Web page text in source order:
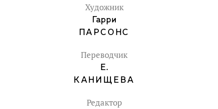
Художник
Гарри
ПАРСОНС
Переводчик
Е.
КАНИЩЕВА
Редактор